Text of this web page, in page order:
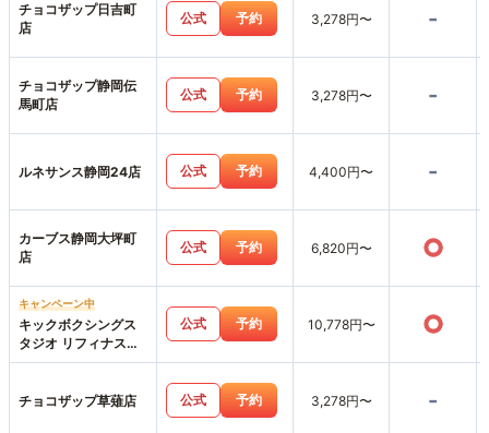
チョコザップ日吉町
店
公式 予約 3,278円〜 -
チョコザップ静岡伝
馬町店
公式 予約 3,278円〜 -
ルネサンス静岡24店 公式 予約 4,400円〜 -
カーブス静岡大坪町
店
公式 予約 6,820円〜 ○
キャンペーン中
キックボクシングス
タジオ リフィナス静
岡店
公式 予約 10,778円〜 ○
チョコザップ草薙店 公式 予約 3,278円〜 -